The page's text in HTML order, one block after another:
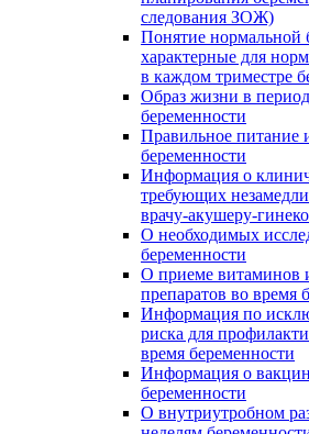
следования ЗОЖ)
Понятие нормальной
характерные для
в каждом триместре
Образ жизни в
беременности
Правильное питание
беременности
Информация о
требующих
врачу-акушеру-
О необходимых
беременности
О приеме витаминов
препаратов во время
Информация по
риска для
время беременности
Информация о
беременности
О внутриутробном